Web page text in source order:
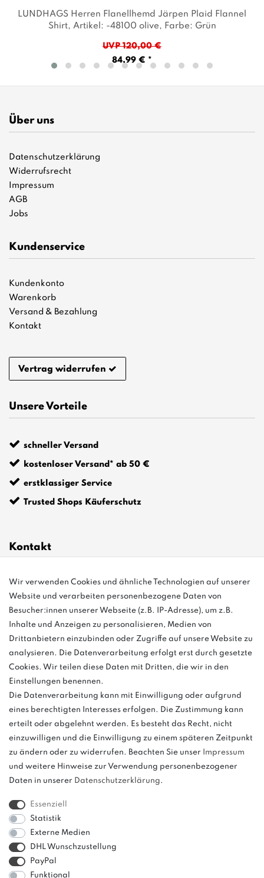
LUNDHAGS Herren Flanellhemd Järpen Plaid Flannel
Shirt, Artikel: -48100 olive , Farbe: Grün
UVP 120,00 €
84,99 € *
Über uns
Datenschutzerklärung
Widerrufsrecht
Impressum
AGB
Jobs
Kundenservice
Kundenkonto
Warenkorb
Versand & Bezahlung
Kontakt
Vertrag widerrufen
Unsere Vorteile
schneller Versand
kostenloser Versand* ab 50 €
erstklassiger Service
Trusted Shops Käuferschutz
Kontakt
info@bonvenon.de
03763 4048350
Montag - Freitag, 08:00 - 16:00
Anrufe aus dem dt. Festnetz zum Ortstarif, Preise aus dem Mobilfunknetz
ggf. abweichend (abhängig vom Provider).
und
weitere.
Wir verwenden Cookies und ähnliche Technologien auf unserer
Website und verarbeiten personenbezogene Daten von
Besucher:innen unserer Webseite (z.B. IP-Adresse), um z.B.
Inhalte und Anzeigen zu personalisieren, Medien von
Drittanbietern einzubinden oder Zugriffe auf unsere Website zu
analysieren. Die Datenverarbeitung erfolgt erst durch gesetzte
Cookies. Wir teilen diese Daten mit Dritten, die wir in den
Einstellungen benennen.
Die Datenverarbeitung kann mit Einwilligung oder aufgrund
eines berechtigten Interesses erfolgen. Die Zustimmung kann
erteilt oder abgelehnt werden. Es besteht das Recht, nicht
einzuwilligen und die Einwilligung zu einem späteren Zeitpunkt
zu ändern oder zu widerrufen. Beachten Sie unser
Impressum
und weitere Hinweise zur Verwendung personenbezogener
Daten in unserer Daten­schutz­erklärung.
Essenziell
Statistik
Externe Medien
DHL Wunschzustellung
PayPal
Funktional
Sinne einer Preisermäßigung, sondern lediglich
einen Preisvergleich zur unverbindlichen
Preisempfehlung seitens des Herstellers dar.